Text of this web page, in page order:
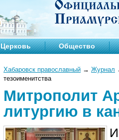
Церковь Общество
Хабаровск православный → Журнал
тезоименитства
Митрополит
литургию в